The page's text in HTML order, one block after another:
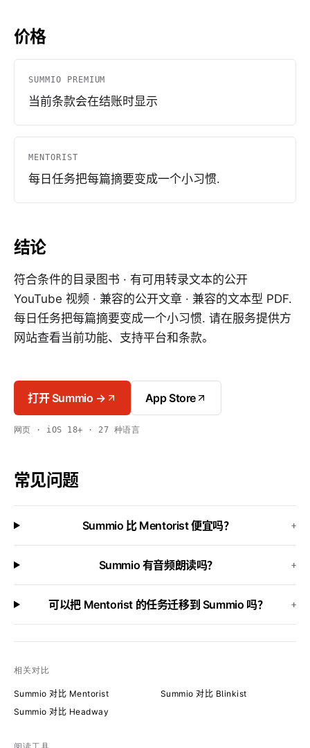
价格
SUMMIO PREMIUM
当前条款会在结账时显示
MENTORIST
每日任务把每篇摘要变成一个小习惯.
结论
符合条件的目录图书 · 有可用转录文本的公开
YouTube 视频 · 兼容的公开文章 · 兼容的文本型 PDF.
每日任务把每篇摘要变成一个小习惯. 请在服务提供方
网站查看当前功能、支持平台和条款。
打开 Summio → App Store
网页 · iOS 18+ · 27 种语言
常见问题
Summio 比 Mentorist 便宜吗？ +
Summio 有音频朗读吗？ +
可以把 Mentorist 的任务迁移到 Summio 吗？ +
相关对比
Summio 对比 Mentorist
Summio 对比 Blinkist
Summio 对比 Headway